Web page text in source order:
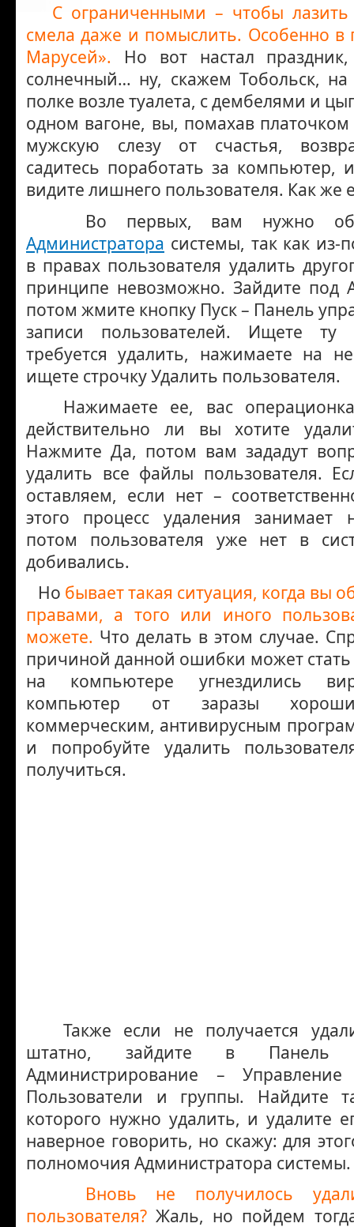
С ограниченными – чтобы
смела даже и помыслить. Особенно в
Марусей». Но вот настал
солнечный… ну, скажем Тобольск,
полке возле туалета, с дембелями и
одном вагоне, вы, помахав
мужскую слезу от счастья,
садитесь поработать за компьютер,
видите лишнего пользователя. Как же
Во первых, вам нужно
Администратора системы, так как из-
в правах пользователя удалить
принципе невозможно. Зайдите под
потом жмите кнопку Пуск – Панель
записи пользователей. Ищете ту
требуется удалить, нажимаете на
ищете строчку Удалить пользователя.
Нажимаете ее, вас
действительно ли вы хотите
Нажмите Да, потом вам зададут
удалить все файлы пользователя.
оставляем, если нет –
этого процесс удаления занимает
потом пользователя уже нет в
добивались.
Но бывает такая ситуация, когда вы
правами, а того или иного
можете. Что делать в этом случае.
причиной данной ошибки может стать
на компьютере угнездились
компьютер от заразы
коммерческим, антивирусным
и попробуйте удалить
получиться.
Также если не получается
штатно, зайдите в Панель
Администрирование –
Пользователи и группы. Найдите
которого нужно удалить, и удалите
наверное говорить, но скажу: для
полномочия Администратора системы.
Вновь не получилось
пользователя? Жаль, но пойдем